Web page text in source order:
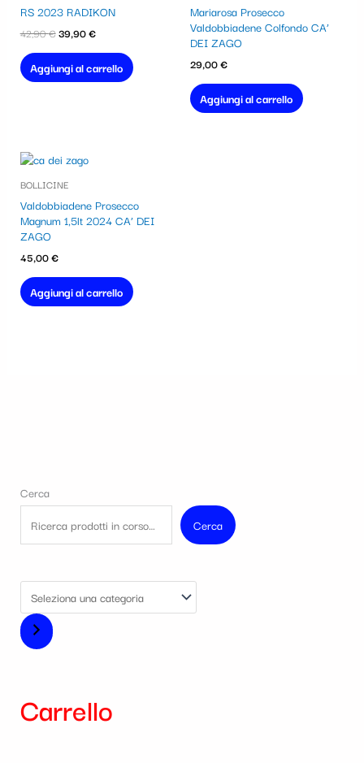
RS 2023 RADIKON
42,90€
era:
39,90€
è:
Aggiungi al carrello
Mariarosa Prosecco
Valdobbiadene Colfondo CA’
DEI ZAGO
29,00€
Aggiungi al carrello
BOLLICINE
Valdobbiadene Prosecco
Magnum 1,5lt 2024 CA’ DEI
ZAGO
45,00€
Aggiungi al carrello
Cerca
Cerca
Carrello